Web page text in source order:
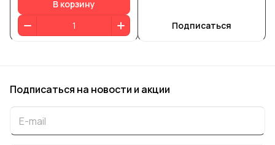
В корзину
Подписаться
Подписаться на новости и акции